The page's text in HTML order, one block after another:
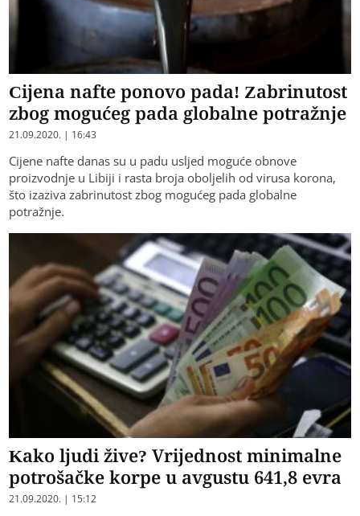
Cijena nafte ponovo pada! Zabrinutost
zbog mogućeg pada globalne potražnje
21.09.2020. | 16:43
Cijene nafte danas su u padu usljed moguće obnove
proizvodnje u Libiji i rasta broja oboljelih od virusa korona,
što izaziva zabrinutost zbog mogućeg pada globalne
potražnje.
Kako ljudi žive? Vrijednost minimalne
potrošačke korpe u avgustu 641,8 evra
21.09.2020. | 15:12